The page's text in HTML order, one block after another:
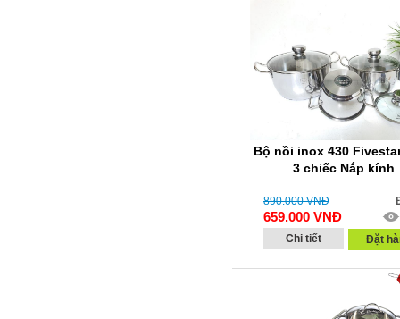
Bộ nồi inox 430
3 chiếc Nắp kính
890.000VNĐ
659.000 VNĐ
Chi tiết Đặt